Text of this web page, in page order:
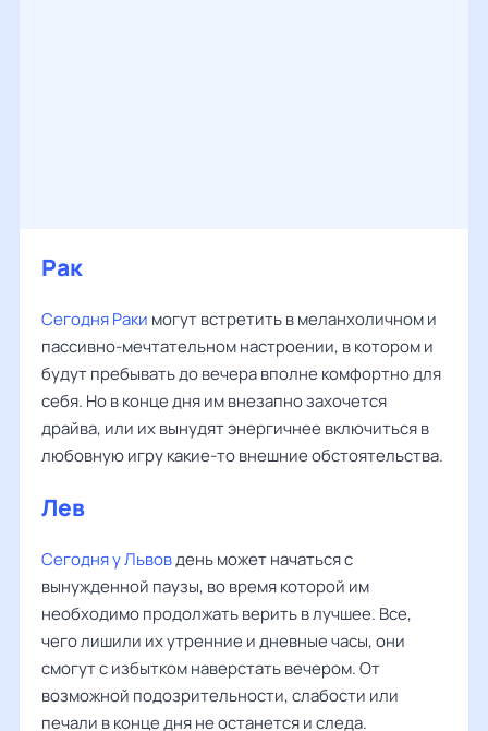
Рак
Сегодня Раки могут встретить в меланхоличном и
пассивно-мечтательном настроении, в котором и
будут пребывать до вечера вполне комфортно для
себя. Но в конце дня им внезапно захочется
драйва, или их вынудят энергичнее включиться в
любовную игру какие-то внешние обстоятельства.
Лев
Сегодня у Львовдень может начаться с
вынужденной паузы, во время которой им
необходимо продолжать верить в лучшее. Все,
чего лишили их утренние и дневные часы, они
смогут с избытком наверстать вечером. От
возможной подозрительности, слабости или
печали в конце дня не останется и следа.